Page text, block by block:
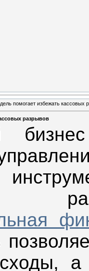
помогает избежать кассовых
разрывов
бизнес
а